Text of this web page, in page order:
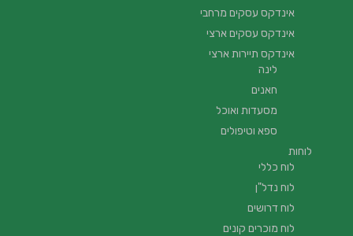
אינדקס עסקים מרחבי
אינדקס עסקים ארצי
אינדקס תיירות ארצי
לינה
חאנים
מסעדות ואוכל
ספא וטיפולים
לוחות
לוח כללי
לוח נדל"ן
לוח דרושים
לוח מוכרים קונים